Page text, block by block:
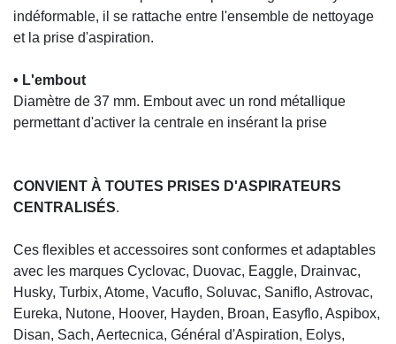
indéformable, il se rattache entre l'ensemble de nettoyage
et la prise d'aspiration.
• L'embout
Diamètre de 37 mm. Embout avec un rond métallique
permettant d'activer la centrale en insérant la prise
CONVIENT À TOUTES PRISES D'ASPIRATEURS
CENTRALISÉS.
Ces flexibles et accessoires sont conformes et adaptables
avec les marques Cyclovac, Duovac, Eaggle, Drainvac,
Husky, Turbix, Atome, Vacuflo, Soluvac, Saniflo, Astrovac,
Eureka, Nutone, Hoover, Hayden, Broan, Easyflo, Aspibox,
Disan, Sach, Aertecnica, Général d'Aspiration, Eolys,